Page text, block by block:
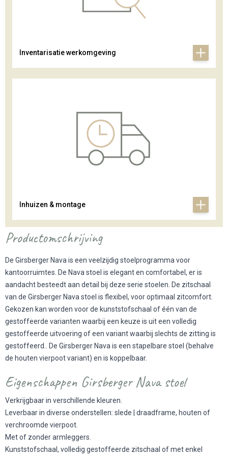
Inventarisatie werkomgeving
Inhuizen & montage
Productomschrijving
De Girsberger Nava is een veelzijdig stoelprogramma voor
kantoorruimtes. De Nava stoel is elegant en comfortabel, er is
aandacht besteedt aan detail bij deze serie stoelen. De zitschaal
van de Girsberger Nava stoel is flexibel, voor optimaal zitcomfort.
Gekozen kan worden voor de kunststofschaal of één van de
gestoffeerde varianten waarbij een keuze is uit een volledig
gestoffeerde uitvoering of een variant waarbij slechts de zitting is
gestoffeerd.. De Girsberger Nava is een stapelbare stoel (behalve
de houten vierpoot variant) en is koppelbaar.
Eigenschappen Girsberger Nava stoel
Verkrijgbaar in verschillende kleuren.
Leverbaar in diverse onderstellen: slede | draadframe, houten of
verchroomde vierpoot.
Met of zonder armleggers.
Kunststofschaal, volledig gestoffeerde zitschaal of met enkel